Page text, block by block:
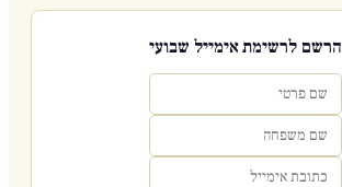
הרשם לרשימת אימייל שבועי